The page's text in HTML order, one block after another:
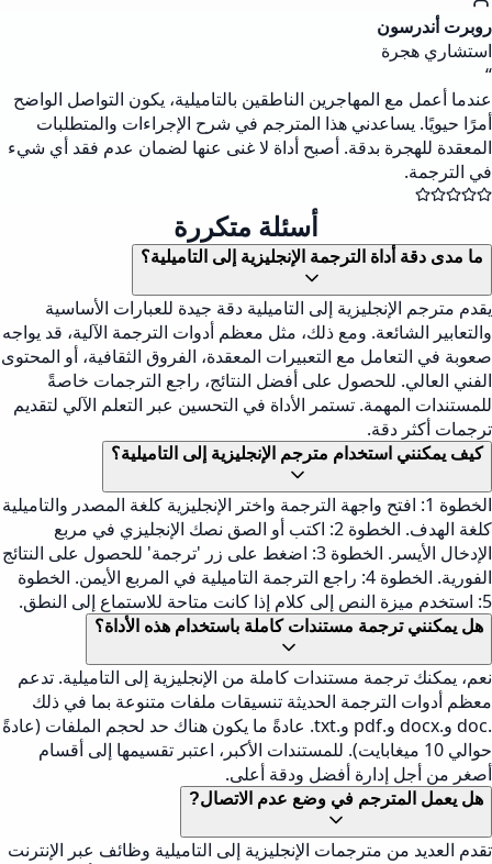
روبرت أندرسون
استشاري هجرة
“
عندما أعمل مع المهاجرين الناطقين بالتاميلية، يكون التواصل الواضح
أمرًا حيويًا. يساعدني هذا المترجم في شرح الإجراءات والمتطلبات
المعقدة للهجرة بدقة. أصبح أداة لا غنى عنها لضمان عدم فقد أي شيء
في الترجمة.
أسئلة متكررة
ما مدى دقة أداة الترجمة الإنجليزية إلى التاميلية؟
يقدم مترجم الإنجليزية إلى التاميلية دقة جيدة للعبارات الأساسية
والتعابير الشائعة. ومع ذلك، مثل معظم أدوات الترجمة الآلية، قد يواجه
صعوبة في التعامل مع التعبيرات المعقدة، الفروق الثقافية، أو المحتوى
الفني العالي. للحصول على أفضل النتائج، راجع الترجمات خاصةً
للمستندات المهمة. تستمر الأداة في التحسين عبر التعلم الآلي لتقديم
ترجمات أكثر دقة.
كيف يمكنني استخدام مترجم الإنجليزية إلى التاميلية؟
الخطوة 1: افتح واجهة الترجمة واختر الإنجليزية كلغة المصدر والتاميلية
كلغة الهدف. الخطوة 2: اكتب أو الصق نصك الإنجليزي في مربع
الإدخال الأيسر. الخطوة 3: اضغط على زر 'ترجمة' للحصول على النتائج
الفورية. الخطوة 4: راجع الترجمة التاميلية في المربع الأيمن. الخطوة
5: استخدم ميزة النص إلى كلام إذا كانت متاحة للاستماع إلى النطق.
هل يمكنني ترجمة مستندات كاملة باستخدام هذه الأداة؟
نعم، يمكنك ترجمة مستندات كاملة من الإنجليزية إلى التاميلية. تدعم
معظم أدوات الترجمة الحديثة تنسيقات ملفات متنوعة بما في ذلك
.doc و.docx و.pdf و.txt. عادةً ما يكون هناك حد لحجم الملفات (عادةً
حوالي 10 ميغابايت). للمستندات الأكبر، اعتبر تقسيمها إلى أقسام
أصغر من أجل إدارة أفضل ودقة أعلى.
هل يعمل المترجم في وضع عدم الاتصال?
تقدم العديد من مترجمات الإنجليزية إلى التاميلية وظائف عبر الإنترنت